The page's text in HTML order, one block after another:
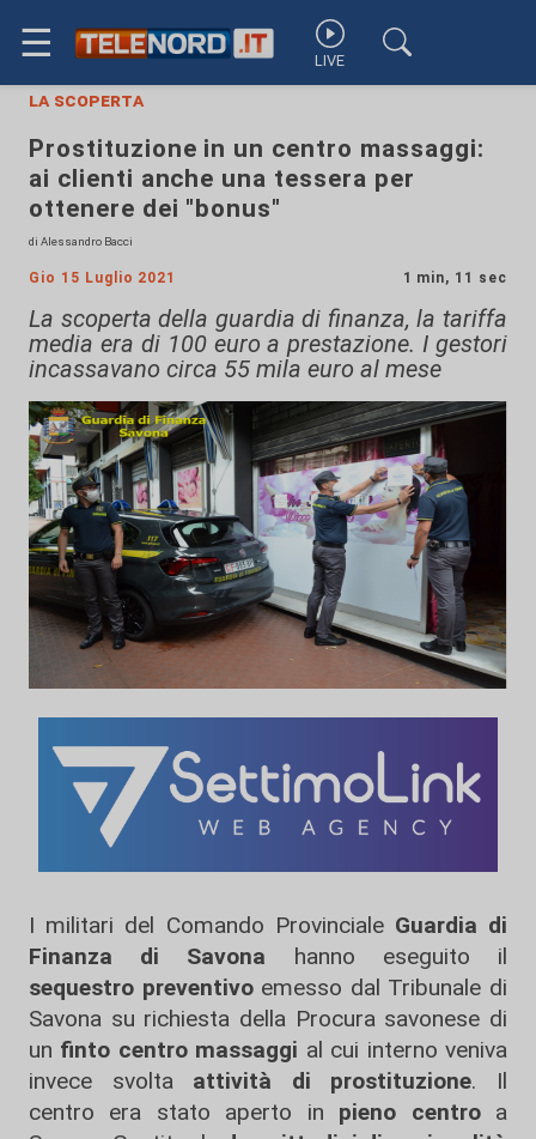
☰ LIVE
la scoperta
Prostituzione in un centro massaggi:
ai clienti anche una tessera per
ottenere dei "bonus"
di Alessandro Bacci
Gio 15 Luglio 2021 1 min, 11 sec
La scoperta della guardia di finanza, la tariffa
media era di 100 euro a prestazione. I gestori
incassavano circa 55 mila euro al mese
I militari del Comando Provinciale Guardia di
Finanza di Savona hanno eseguito il
sequestro preventivoemesso dal Tribunale di
Savona su richiesta della Procura savonese di
un finto centro massaggi al cui interno veniva
invece svolta attività di prostituzione. Il
centro era stato aperto in pieno centroa